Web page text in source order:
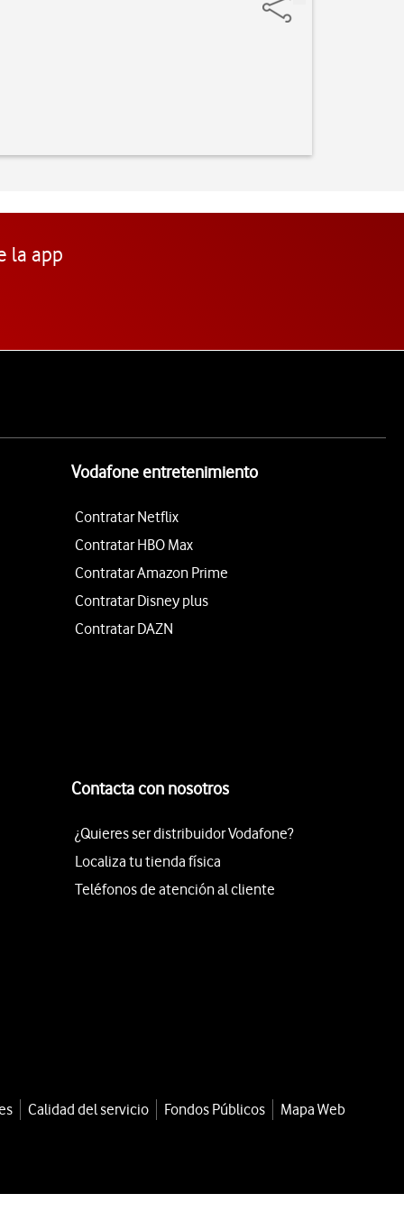
la app
Vodafone entretenimiento
Contratar Netflix
Contratar HBO Max
Contratar Amazon Prime
Contratar Disney plus
Contratar DAZN
Contacta con nosotros
¿Quieres ser distribuidor Vodafone?
Localiza tu tienda física
Teléfonos de atención al cliente
Calidad del servicio Fondos Públicos Mapa Web